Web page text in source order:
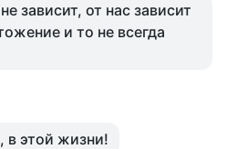
зависит, от нас зависит
и то не всегда
в этой жизни!